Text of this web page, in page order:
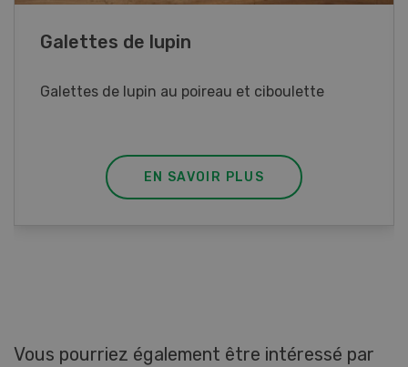
Rouleaux de printemps
Rouleaux de printemps aux poulet
EN SAVOIR PLUS
Vous pourriez également être intéressé par